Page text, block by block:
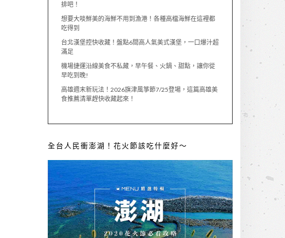
排吧！
想要大啖鮮美的海鮮不用到漁港！各種高檔海鮮在這裡都
吃得到
台北漢堡控快收藏！盤點6間高人氣美式漢堡，一口爆汁超
滿足
機場捷運沿線美食不私藏，早午餐、火鍋、甜點，讓你從
早吃到晚!
高雄週末新玩法！2026旗津風箏節7/25登場，這篇高雄美
食推薦清單趕快收藏起來！
全台人民衝澎湖！花火節該吃什麼好～